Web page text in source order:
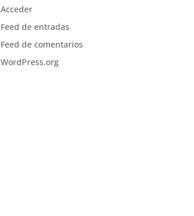
Acceder
Feed de entradas
Feed de comentarios
WordPress.org